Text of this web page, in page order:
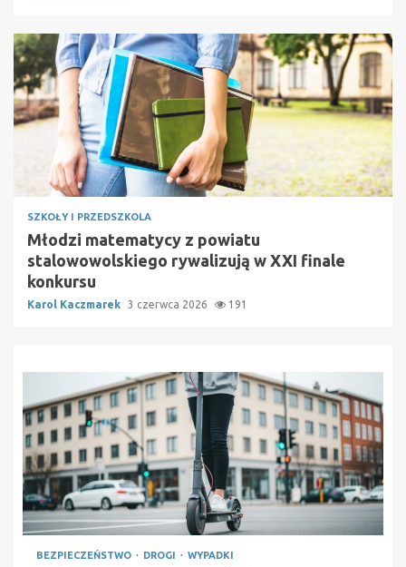
SZKOŁY I PRZEDSZKOLA
Młodzi matematycy z powiatu
stalowowolskiego rywalizują w XXI finale
konkursu
Karol Kaczmarek 3 czerwca 2026 191
BEZPIECZEŃSTWO DROGI WYPADKI